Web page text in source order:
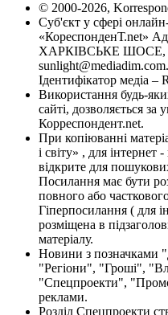
© 2000-2026,
Суб'єкт у сфері
«КореспонденТ.net»
ХАРКІВСЬКЕ ШОСЕ,
Ідентифікатор медіа –
Використання будь-
сайті, дозволяється
Корреспондент.net.
При копіюванні
і світу» , для
відкрите для
Посилання має бути
повного або
Гіперпосилання ( для
розміщена в
матеріалу.
Новини з позначками
"Регіони", "Гроші",
"Спецпроекти",
реклами.
Розділ Спецпроекти